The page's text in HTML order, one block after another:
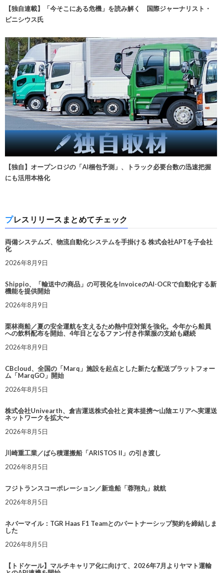
【独自連載】「今そこにある危機」を読み解く 国際ジャーナリスト・
ビニシウス氏
【独自】オープンロジの「AI梱包予測」、トラック必要台数の迅速把握
にも活用本格化
プレスリリースまとめてチェック
両備システムズ、物流自動化システムを手掛ける 株式会社APTを子会社
化
2026年8月9日
Shippio、「輸送中の商品」の可視化をInvoiceのAI-OCRで自動化する新
機能を提供開始
2026年8月9日
栗林商船／夏の安全運航を支えるため熱中症対策を強化。今年から船員
への飲料配布を開始、4年目となるファン付き作業服の支給も継続
2026年8月9日
CBcloud、全国の「Marq」施設を起点とした新たな配送プラットフォー
ム「MarqGO」開始
2026年8月5日
株式会社Univearth、倉吉運送株式会社と資本提携〜山陰エリアへ実運送
ネットワークを拡大〜
2026年8月5日
川崎重工業／ばら積運搬船「ARISTOS II」の引き渡し
2026年8月5日
フジトランスコーポレーション／新造船「蓉翔丸」就航
2026年8月5日
ネバーマイル：TGR Haas F1 Teamとのパートナーシップ契約を締結しま
した
2026年8月5日
【トドケール】マルチキャリア化に向けて、2026年7月よりヤマト運輸